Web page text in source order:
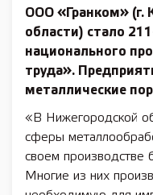
ООО «Гранком» (г.
области) стало
национального
труда».
металлические
«В Нижегородской
сферы
своем производстве
Многие из них